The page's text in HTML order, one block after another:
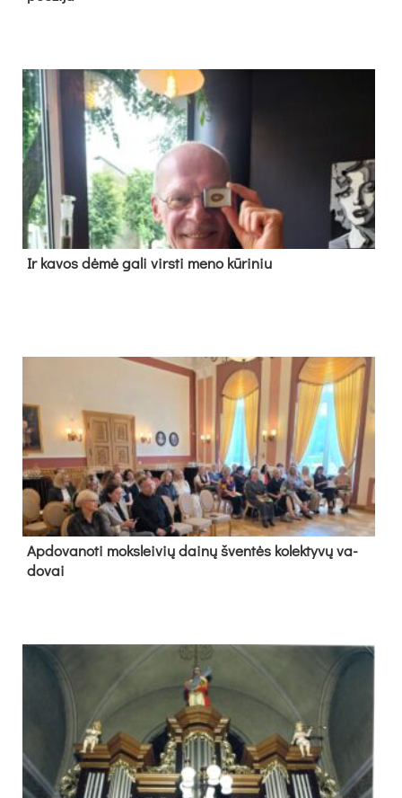
Ir ka­vos dė­mė ga­li virs­ti me­no kū­ri­niu
Ap­do­va­no­ti moks­lei­vių dai­nų šven­tės ko­lek­ty­vų va­
do­vai